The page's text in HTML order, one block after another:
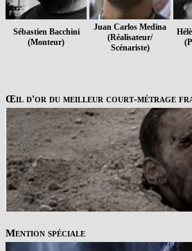
Sébastien Bacchini
(Monteur)
Juan Carlos Medina
(Réalisateur/
Scénariste)
Œil d'or du meilleur court-métrage
Mention spéciale